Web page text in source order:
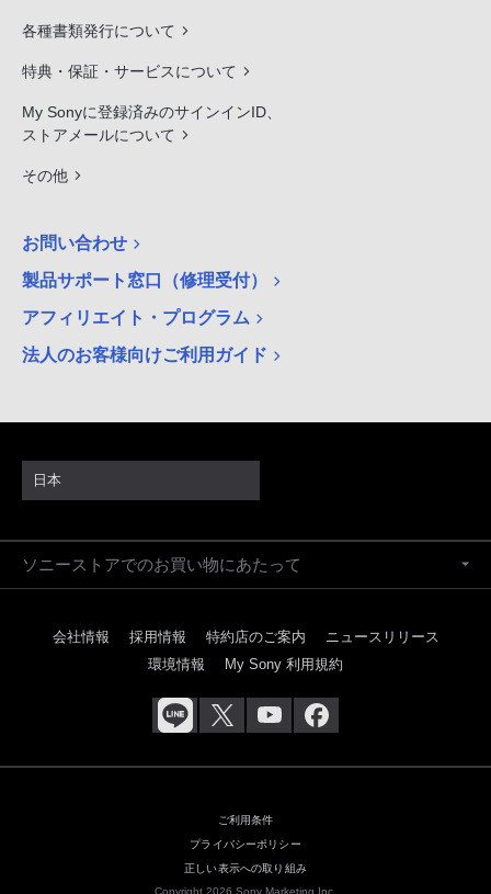
各種書類発行について
特典・保証・サービスについて
My Sonyに登録済みのサインインID、
ストアメールについて
その他
お問い合わせ
製品サポート窓口（修理受付）
アフィリエイト・プログラム
法人のお客様向けご利用ガイド
日本
ソニーストアでのお買い物にあたって
会社情報 採用情報 特約店のご案内
ニュースリリース
環境情報
My Sony 利用規約
ご利用条件
プライバシーポリシー
正しい表示への取り組み
Copyright 2026 Sony Marketing Inc.